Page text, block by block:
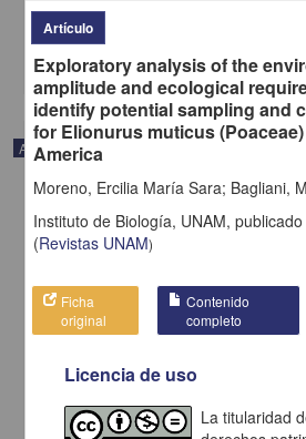
Biología y Química
Artículo
Artículo
Exploratory analysis of the
amplitude and ecological
identify potential sampling and
for Elionurus muticus
America
Instituto de Biología, UNAM,
(Revistas UNAM)
Ficha
original
Contenido
completo
Licencia de uso
La titularidad